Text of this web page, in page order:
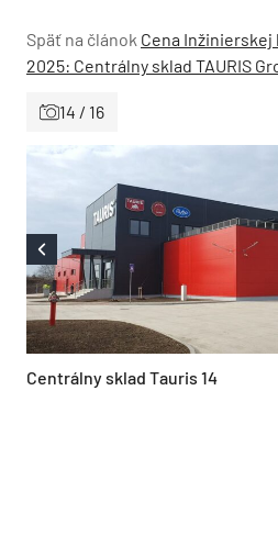
Späť na článok Cena
2025: Centrálny sklad TAURIS
14 / 16
Centrálny sklad Tauris 14